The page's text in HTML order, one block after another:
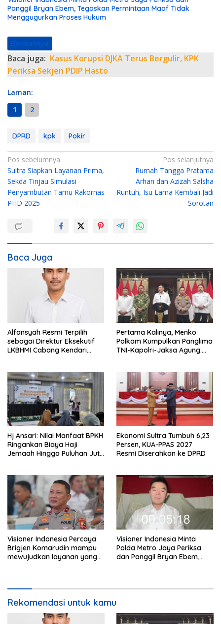
Panggil Bryan Ebem, Tegaskan Permintaan Maaf Tidak
Menggugurkan Proses Hukum
Berikutnya
Baca juga: Kasus Korupsi DJKA Terus Bergulir, KPK
Periksa Sekjen PDIP Hasto
Laman:
1
2
DPRD kpk Pokir
N
a
v
i
s
i
p
Pos sebelumnya
Sultra Siapkan Layanan Prima,
Sekda Tinjau Simulasi
Penyambutan Tamu Rakornas
PHD 2025
Pos selanjutnya
Rumah Tangga Pratama
Arhan dan Azizah Salsha
Runtuh, Isu Lama Kembali Jadi
Sorotan
Baca Juga
Alfansyah Resmi Terpilih
sebagai Direktur Eksekutif
LKBHMI Cabang Kendari
Pertama Kalinya, Menko
Polkam Kumpulkan Panglima
TNI-Kapolri-Jaksa Agung:
Hj Ansari: Nilai Manfaat BPKH
Ringankan Biaya Haji
Jemaah Hingga Puluhan Juta
Ekonomi Sultra Tumbuh 6,23
Persen, KUA-PPAS 2027
Resmi Diserahkan ke DPRD
Visioner Indonesia Percaya
Brigjen Komarudin mampu
mewujudkan layanan yang
Visioner Indonesia Minta
Polda Metro Jaya Periksa
dan Panggil Bryan Ebem,
Rekomendasi untuk kamu